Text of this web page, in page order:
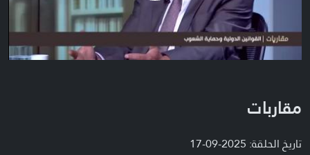
مقاربات
تاريخ الحلقة: 2025-09-17